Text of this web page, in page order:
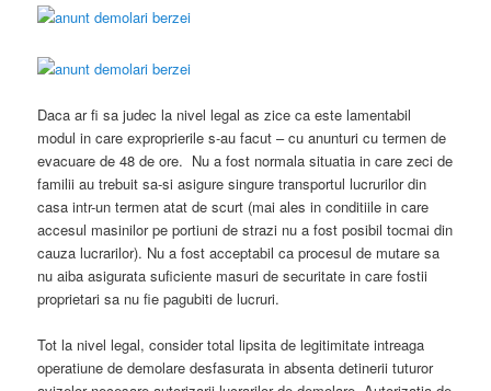
Daca ar fi sa judec la nivel legal as zice ca este lamentabil
modul in care exproprierile s-au facut – cu anunturi cu termen de
evacuare de 48 de ore. Nu a fost normala situatia in care zeci de
familii au trebuit sa-si asigure singure transportul lucrurilor din
casa intr-un termen atat de scurt (mai ales in conditiile in care
accesul masinilor pe portiuni de strazi nu a fost posibil tocmai din
cauza lucrarilor). Nu a fost acceptabil ca procesul de mutare sa
nu aiba asigurata suficiente masuri de securitate in care fostii
proprietari sa nu fie pagubiti de lucruri.
Tot la nivel legal, consider total lipsita de legitimitate intreaga
operatiune de demolare desfasurata in absenta detinerii tuturor